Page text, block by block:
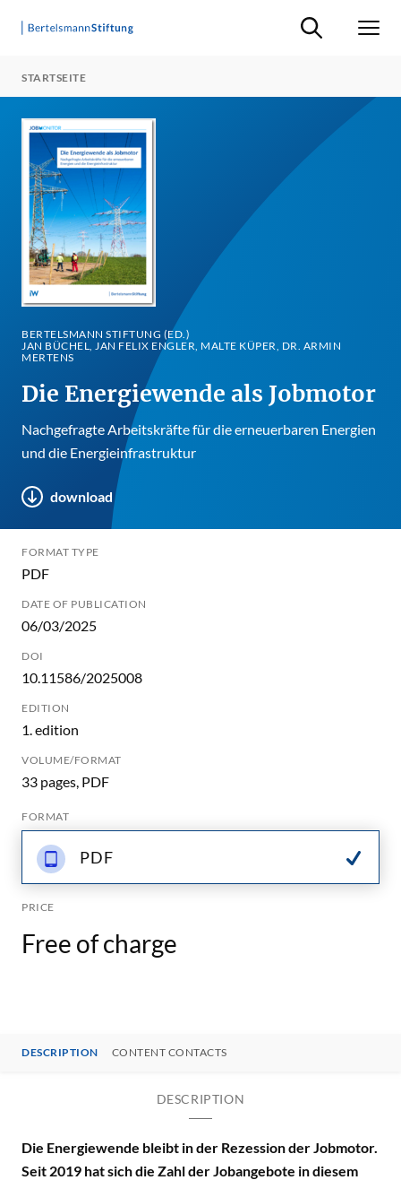
Suche ein-/
STARTSEITE
BERTELSMANN STIFTUNG (ED.)
JAN BÜCHEL, JAN FELIX ENGLER, MALTE KÜPER, DR. ARMIN
MERTENS
Die Energiewende als Jobmotor
Nachgefragte Arbeitskräfte für die erneuerbaren Energien
und die Energieinfrastruktur
download
FORMAT TYPE
PDF
DATE OF PUBLICATION
06/03/2025
DOI
10.11586/2025008
EDITION
1. edition
VOLUME/FORMAT
33 pages, PDF
FORMAT
PDF
PRICE
Free of charge
DESCRIPTION CONTENT CONTACTS
DESCRIPTION
Die Energiewende bleibt in der Rezession der Jobmotor.
Seit 2019 hat sich die Zahl der Jobangebote in diesem